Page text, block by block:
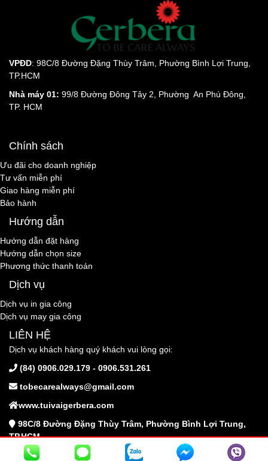
VPĐD: 98C/8 Đường Đặng Thùy Trâm, Phường Bình Lợi Trung,
TP.HCM
Nhà máy 01: 99/8 Đường Đông Tây 2, Phường An Phú Đông,
TP. HCM
Chính sách
Ưu đãi cho doanh nghiệp
Tư vấn miễn phí
Giao hàng miễn phí
Bảo hành
Hướng dẫn
Hướng dẫn đặt hàng
Hướng dẫn chọn size
Phương thức thanh toán
Dịch vụ
Dịch vụ in gia công
Dịch vụ may gia công
LIÊN HỆ
Dịch vụ khách hàng quý khách vui lòng gọi:
(84) 0906.029.179 - 0906.531.261
tobecarealways@gmail.com
www.tuivaigerbera.com
98C/8 Đường Đặng Thùy Trâm, Phường Bình Lợi Trung,
TP.HCM